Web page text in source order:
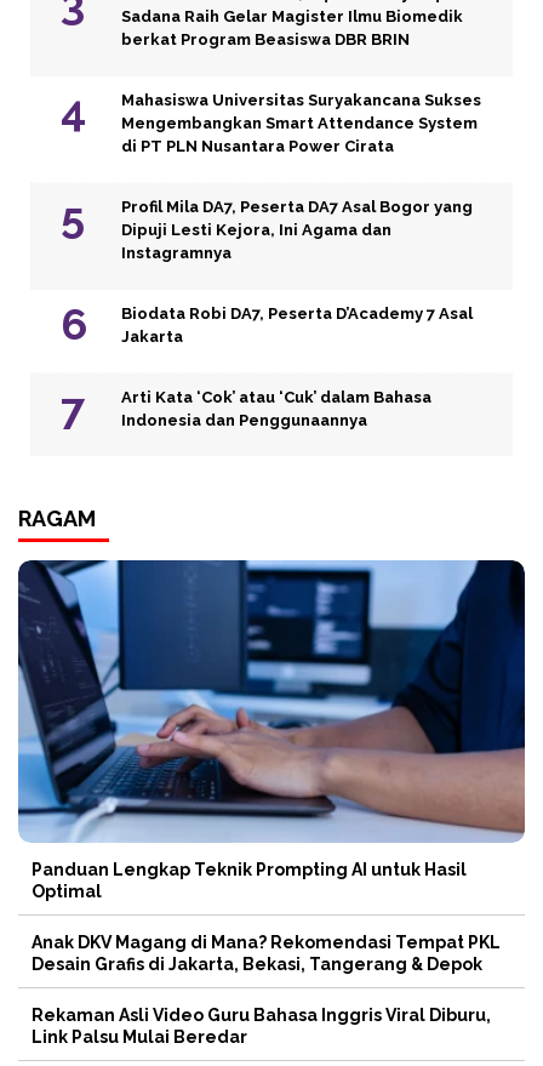
Sadana Raih Gelar Magister Ilmu Biomedik
berkat Program Beasiswa DBR BRIN
Mahasiswa Universitas Suryakancana Sukses
Mengembangkan Smart Attendance System
di PT PLN Nusantara Power Cirata
Profil Mila DA7, Peserta DA7 Asal Bogor yang
Dipuji Lesti Kejora, Ini Agama dan
Instagramnya
Biodata Robi DA7, Peserta D’Academy 7 Asal
Jakarta
Arti Kata ‘Cok’ atau ‘Cuk’ dalam Bahasa
Indonesia dan Penggunaannya
RAGAM
Panduan Lengkap Teknik Prompting AI untuk Hasil
Optimal
Anak DKV Magang di Mana? Rekomendasi Tempat PKL
Desain Grafis di Jakarta, Bekasi, Tangerang & Depok
Rekaman Asli Video Guru Bahasa Inggris Viral Diburu,
Link Palsu Mulai Beredar